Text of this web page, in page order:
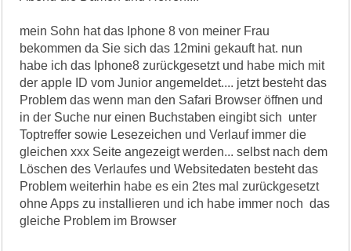
mein Sohn hat das Iphone 8 von meiner Frau
bekommen da Sie sich das 12mini gekauft hat. nun
habe ich das Iphone8 zurückgesetzt und habe mich mit
der apple ID vom Junior angemeldet.... jetzt besteht das
Problem das wenn man den Safari Browser öffnen und
in der Suche nur einen Buchstaben eingibt sich unter
Toptreffer sowie Lesezeichen und Verlauf immer die
gleichen xxx Seite angezeigt werden... selbst nach dem
Löschen des Verlaufes und Websitedaten besteht das
Problem weiterhin habe es ein 2tes mal zurückgesetzt
ohne Apps zu installieren und ich habe immer noch das
gleiche Problem im Browser